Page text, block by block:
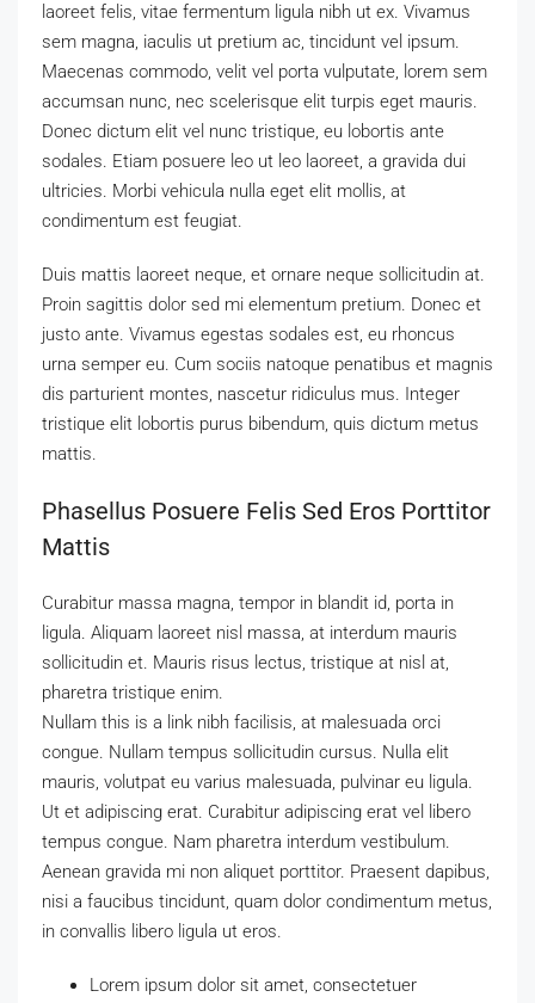
laoreet felis, vitae fermentum ligula nibh ut ex. Vivamus
sem magna, iaculis ut pretium ac, tincidunt vel ipsum.
Maecenas commodo, velit vel porta vulputate, lorem sem
accumsan nunc, nec scelerisque elit turpis eget mauris.
Donec dictum elit vel nunc tristique, eu lobortis ante
sodales. Etiam posuere leo ut leo laoreet, a gravida dui
ultricies. Morbi vehicula nulla eget elit mollis, at
condimentum est feugiat.
Duis mattis laoreet neque, et ornare neque sollicitudin at.
Proin sagittis dolor sed mi elementum pretium. Donec et
justo ante. Vivamus egestas sodales est, eu rhoncus
urna semper eu. Cum sociis natoque penatibus et magnis
dis parturient montes, nascetur ridiculus mus. Integer
tristique elit lobortis purus bibendum, quis dictum metus
mattis.
Phasellus Posuere Felis Sed Eros Porttitor
Mattis
Curabitur massa magna, tempor in blandit id, porta in
ligula. Aliquam laoreet nisl massa, at interdum mauris
sollicitudin et. Mauris risus lectus, tristique at nisl at,
pharetra tristique enim.
Nullam this is a link nibh facilisis, at malesuada orci
congue. Nullam tempus sollicitudin cursus. Nulla elit
mauris, volutpat eu varius malesuada, pulvinar eu ligula.
Ut et adipiscing erat. Curabitur adipiscing erat vel libero
tempus congue. Nam pharetra interdum vestibulum.
Aenean gravida mi non aliquet porttitor. Praesent dapibus,
nisi a faucibus tincidunt, quam dolor condimentum metus,
in convallis libero ligula ut eros.
Lorem ipsum dolor sit amet, consectetuer